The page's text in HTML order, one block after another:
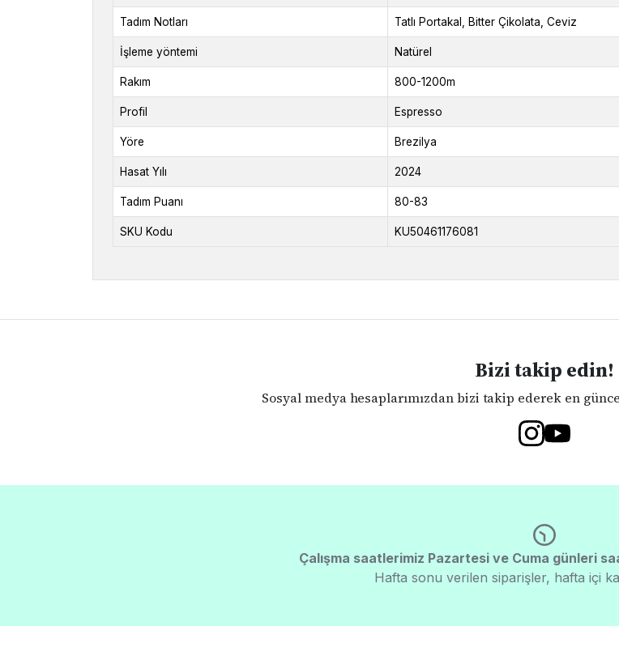
Tadım Notları Tatlı Portakal, Bitter Çikolata, Ceviz
İşleme yöntemi Natürel
Rakım 800-1200m
Profil Espresso
Yöre Brezilya
Hasat Yılı 2024
Tadım Puanı 80-83
SKU Kodu KU50461176081
Bizi takip edin!
Sosyal medya hesaplarımızdan bizi takip ederek en
Çalışma saatlerimiz Pazartesi ve Cuma günleri
Hafta sonu verilen siparişler, hafta içi